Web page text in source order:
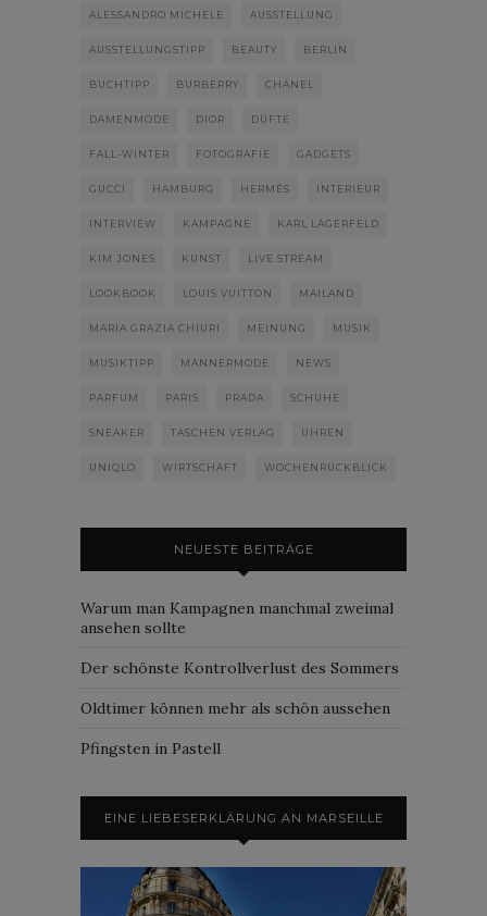
ALESSANDRO MICHELE AUSSTELLUNG
AUSSTELLUNGSTIPP BEAUTY BERLIN
BUCHTIPP BURBERRY CHANEL
DAMENMODE DIOR DÜFTE
FALL-WINTER FOTOGRAFIE GADGETS
GUCCI HAMBURG HERMÈS INTERIEUR
INTERVIEW KAMPAGNE KARL LAGERFELD
KIM JONES KUNST LIVE STREAM
LOOKBOOK LOUIS VUITTON MAILAND
MARIA GRAZIA CHIURI MEINUNG MUSIK
MUSIKTIPP MÄNNERMODE NEWS
PARFUM PARIS PRADA SCHUHE
SNEAKER TASCHEN VERLAG UHREN
UNIQLO WIRTSCHAFT WOCHENRÜCKBLICK
NEUESTE BEITRÄGE
Warum man Kampagnen manchmal zweimal
ansehen sollte
Der schönste Kontrollverlust des Sommers
Oldtimer können mehr als schön aussehen
Pfingsten in Pastell
EINE LIEBESERKLÄRUNG AN MARSEILLE